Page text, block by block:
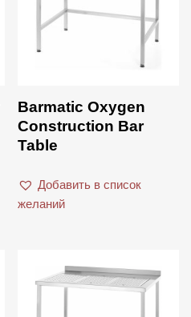
Barmatic Oxygen
Construction Bar
Table
Добавить в список
желаний